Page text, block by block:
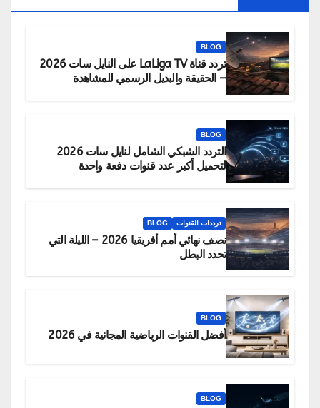
BLOG
تردد قناة LaLiga TV على النايل سات 2026
– الحقيقة والبديل الرسمي للمشاهدة
BLOG
التردد الشبكي الشامل لنايل سات 2026
لتحميل أكبر عدد قنوات دفعة واحدة
ترددات القنوات BLOG
نصف نهائي أمم أفريقيا 2026 – الليلة التي
تحدد البطل
BLOG
أفضل القنوات الرياضية المجانية في 2026
BLOG